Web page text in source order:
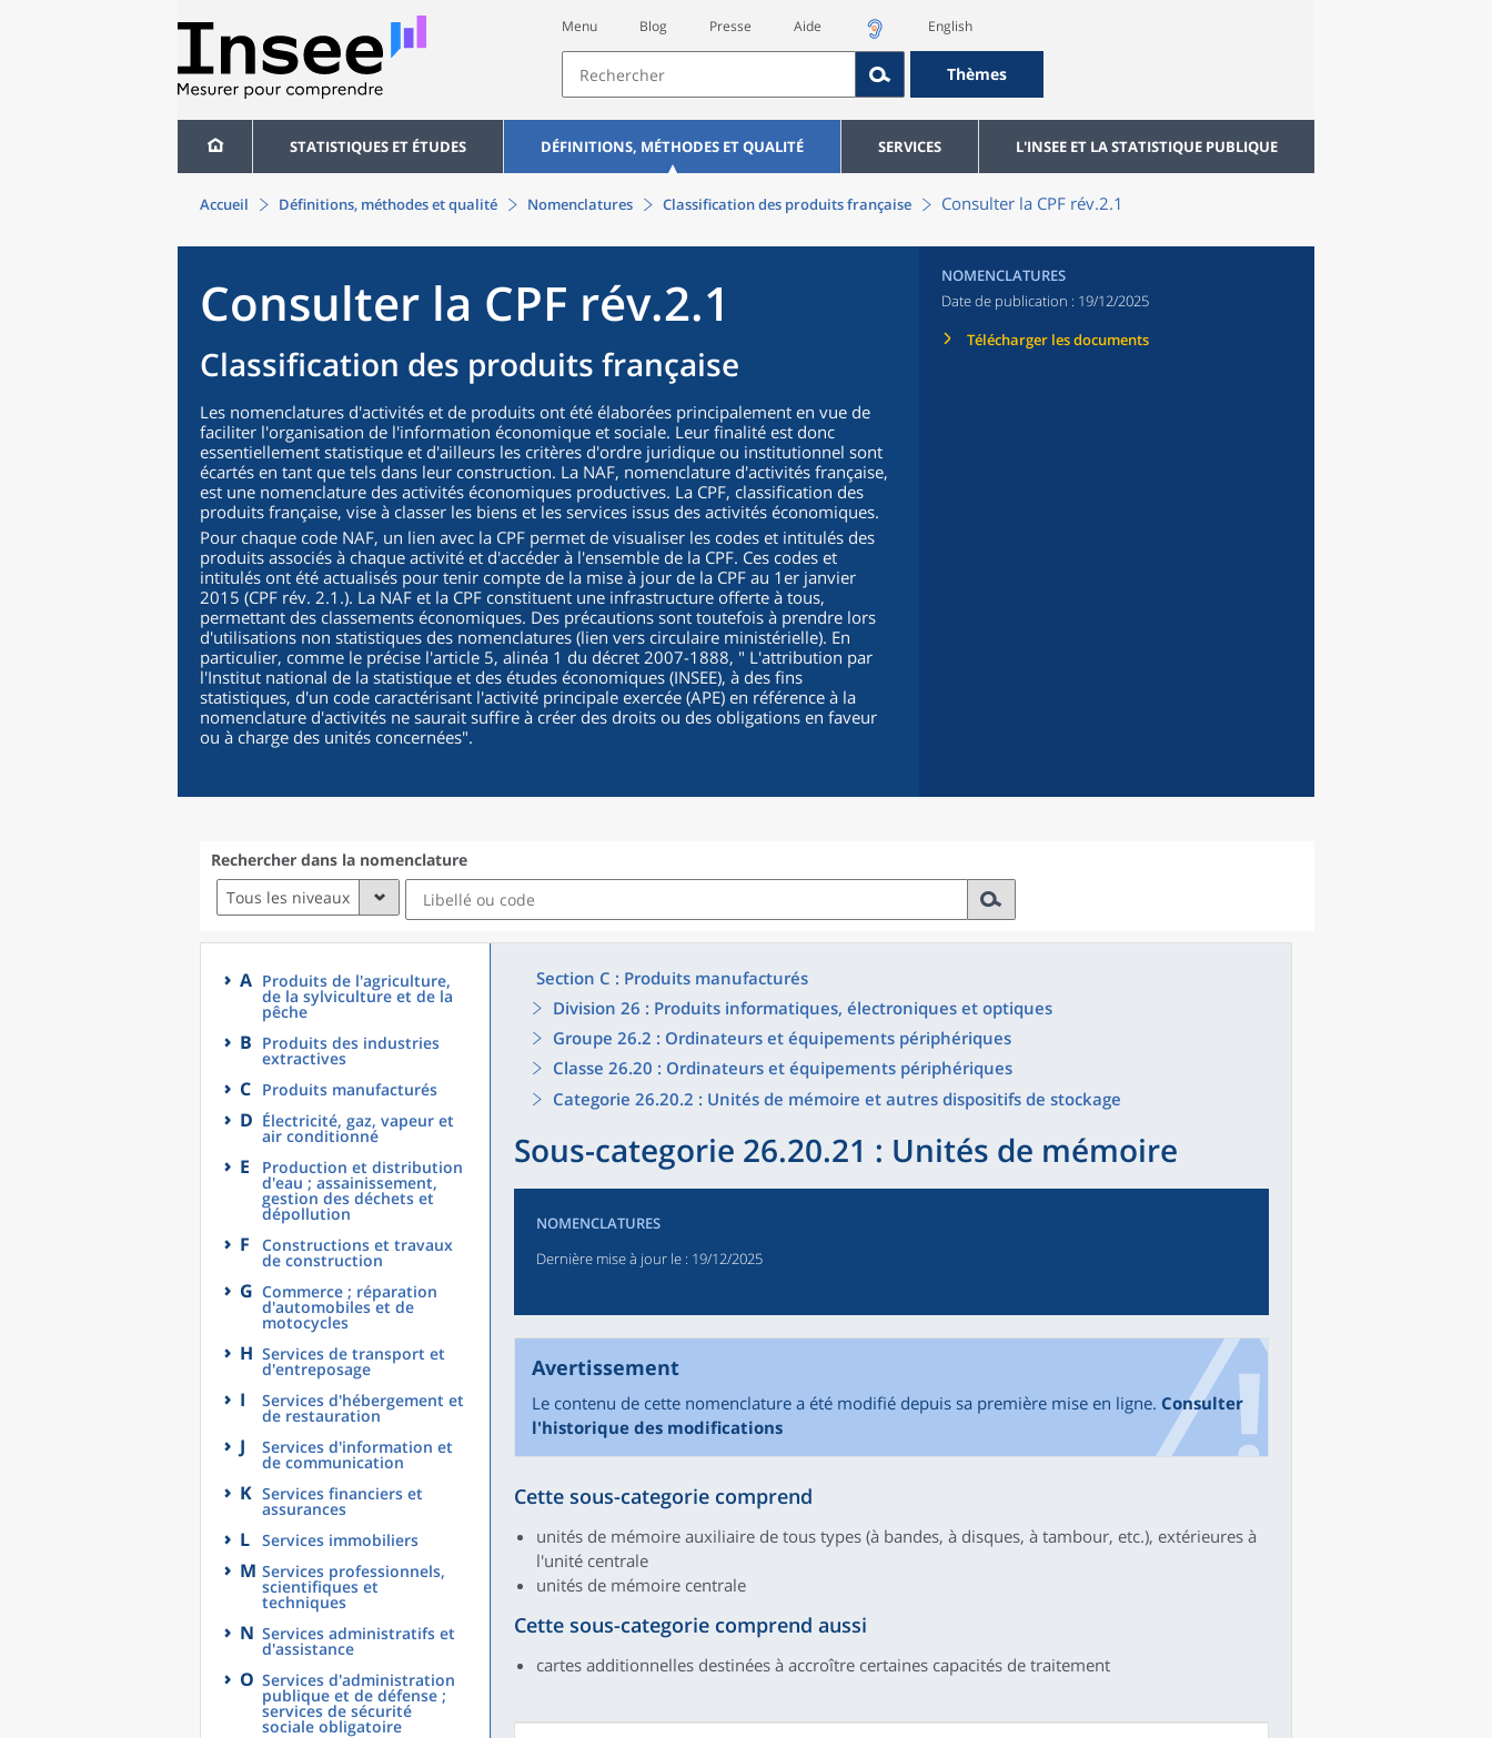
Menu Blog Presse Aide English
Thèmes
STATISTIQUES ET ÉTUDES DÉFINITIONS, MÉTHODES ET QUALITÉ SERVICES L'INSEE ET LA STATISTIQUE PUBLIQUE
Accueil Définitions, méthodes et qualité Nomenclatures Classification des produits française Consulter la CPF rév.2.1
Consulter la CPF rév.2.1
Classification des produits française
Les nomenclatures d'activités et de produits ont été élaborées principalement en vue de
faciliter l'organisation de l'information économique et sociale. Leur finalité est donc
essentiellement statistique et d'ailleurs les critères d'ordre juridique ou institutionnel sont
écartés en tant que tels dans leur construction. La NAF, nomenclature d'activités française,
est une nomenclature des activités économiques productives. La CPF, classification des
produits française, vise à classer les biens et les services issus des activités économiques.
Pour chaque code NAF, un lien avec la CPF permet de visualiser les codes et intitulés des
produits associés à chaque activité et d'accéder à l'ensemble de la CPF. Ces codes et
intitulés ont été actualisés pour tenir compte de la mise à jour de la CPF au 1er janvier
2015 (CPF rév. 2.1.). La NAF et la CPF constituent une infrastructure offerte à tous,
permettant des classements économiques. Des précautions sont toutefois à prendre lors
d'utilisations non statistiques des nomenclatures (lien vers circulaire ministérielle). En
particulier, comme le précise l'article 5, alinéa 1 du décret 2007-1888, " L'attribution par
l'Institut national de la statistique et des études économiques (INSEE), à des fins
statistiques, d'un code caractérisant l'activité principale exercée (APE) en référence à la
nomenclature d'activités ne saurait suffire à créer des droits ou des obligations en faveur
ou à charge des unités concernées".
NOMENCLATURES
Date de publication : 19/12/2025
Télécharger les documents
Rechercher dans la nomenclature
Tous les niveaux
A Produits de l'agriculture,
de la sylviculture et de la
pêche
B Produits des industries
extractives
C Produits manufacturés
D Électricité, gaz, vapeur et
air conditionné
E Production et distribution
d'eau ; assainissement,
gestion des déchets et
dépollution
F Constructions et travaux
de construction
G Commerce ; réparation
d'automobiles et de
motocycles
H Services de transport et
d'entreposage
I Services d'hébergement et
de restauration
J Services d'information et
de communication
K Services financiers et
assurances
L Services immobiliers
M Services professionnels,
scientifiques et
techniques
N Services administratifs et
d'assistance
O Services d'administration
publique et de défense ;
services de sécurité
sociale obligatoire
Section C : Produits manufacturés
Division 26 : Produits informatiques, électroniques et optiques
Groupe 26.2 : Ordinateurs et équipements périphériques
Classe 26.20 : Ordinateurs et équipements périphériques
Categorie 26.20.2 : Unités de mémoire et autres dispositifs de stockage
Sous-categorie 26.20.21 : Unités de mémoire
NOMENCLATURES
Dernière mise à jour le: 19/12/2025
Avertissement
Le contenu de cette nomenclature a été modifié depuis sa première mise en ligne. Consulter
l'historique des modifications
Cette sous-categorie comprend
unités de mémoire auxiliaire de tous types (à bandes, à disques, à tambour, etc.), extérieures à
l'unité centrale
unités de mémoire centrale
Cette sous-categorie comprend aussi
cartes additionnelles destinées à accroître certaines capacités de traitement